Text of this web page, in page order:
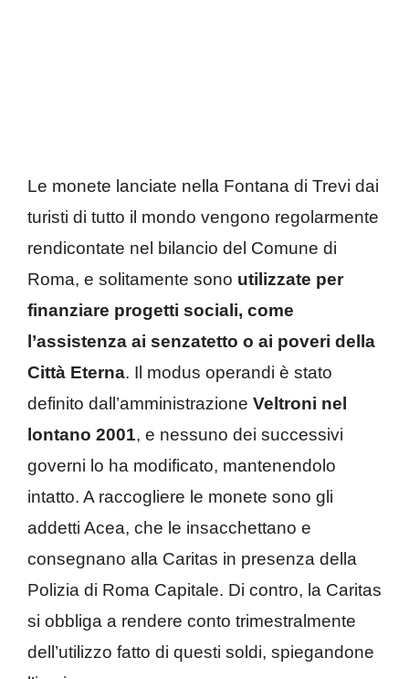
Le monete lanciate nella Fontana di Trevi dai
turisti di tutto il mondo vengono regolarmente
rendicontate nel bilancio del Comune di
Roma, e solitamente sono utilizzate per
finanziare progetti sociali, come
l’assistenza ai senzatetto o ai poveri della
Città Eterna. Il modus operandi è stato
definito dall’amministrazione Veltroni nel
lontano 2001, e nessuno dei successivi
governi lo ha modificato, mantenendolo
intatto. A raccogliere le monete sono gli
addetti Acea, che le insacchettano e
consegnano alla Caritas in presenza della
Polizia di Roma Capitale. Di contro, la Caritas
si obbliga a rendere conto trimestralmente
dell’utilizzo fatto di questi soldi, spiegandone